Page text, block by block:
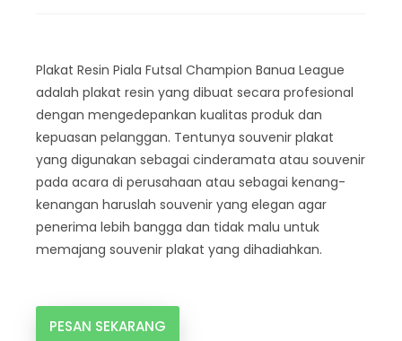
Plakat Resin Piala Futsal Champion Banua League
adalah plakat resin yang dibuat secara profesional
dengan mengedepankan kualitas produk dan
kepuasan pelanggan. Tentunya souvenir plakat
yang digunakan sebagai cinderamata atau souvenir
pada acara di perusahaan atau sebagai kenang-
kenangan haruslah souvenir yang elegan agar
penerima lebih bangga dan tidak malu untuk
memajang souvenir plakat yang dihadiahkan.
PESAN SEKARANG